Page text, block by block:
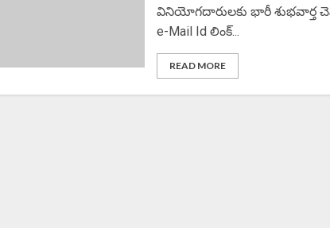
వినియోగదారులకు భారీ శుభవార్త
e-Mail Id లింక్...
READ MORE